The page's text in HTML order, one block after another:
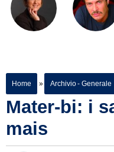
Home » Archivio - Generale
Mater-bi: i
mais